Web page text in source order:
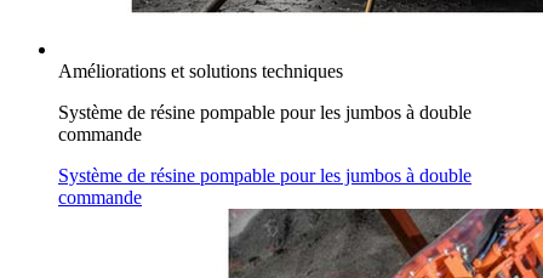
Améliorations et solutions techniques
Système de résine pompable pour les jumbos à double
commande
Système de résine pompable pour les jumbos à double
commande